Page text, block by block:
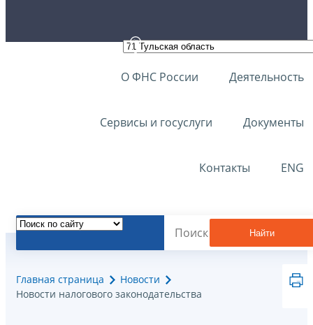
О ФНС России Деятельность
Сервисы и госуслуги Документы
Контакты ENG
Найти
Главная страница
Новости
Новости налогового законодательства